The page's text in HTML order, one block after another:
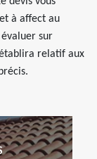
à affect au
sur
relatif aux